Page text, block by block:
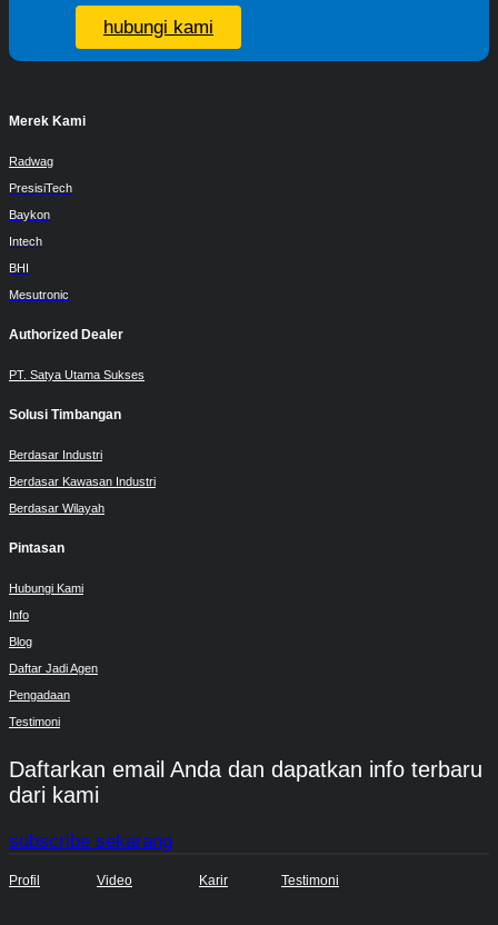
hubungi kami
Merek Kami
Radwag
PresisiTech
Baykon
Intech
BHI
Mesutronic
Authorized Dealer
PT. Satya Utama Sukses
Solusi Timbangan
Berdasar Industri
Berdasar Kawasan Industri
Berdasar Wilayah
Pintasan
Hubungi Kami
Info
Blog
Daftar Jadi Agen
Pengadaan
Testimoni
Daftarkan email Anda dan dapatkan info terbaru
dari kami
subscribe sekarang
Profil Video Karir Testimoni